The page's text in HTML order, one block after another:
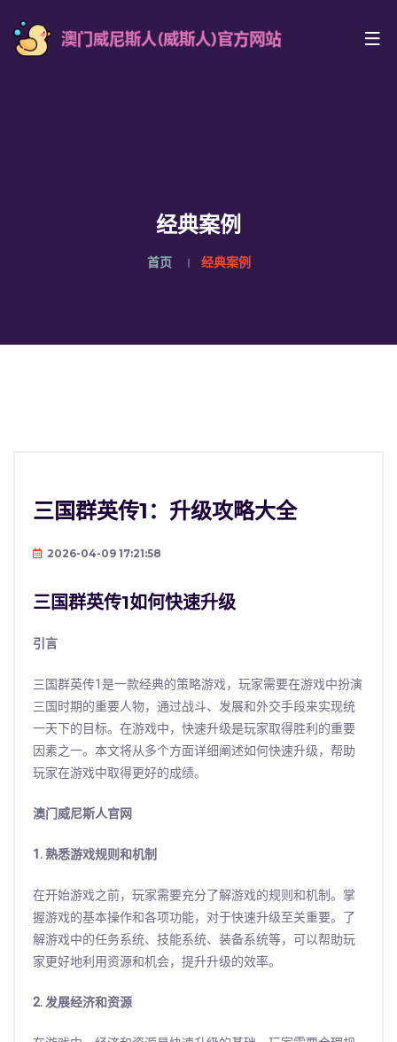
经典案例
首页 经典案例
三国群英传1：升级攻略大全
2026-04-09 17:21:58
三国群英传1如何快速升级
引言
三国群英传1是一款经典的策略游戏，玩家需要在游戏中扮演
三国时期的重要人物，通过战斗、发展和外交手段来实现统
一天下的目标。在游戏中，快速升级是玩家取得胜利的重要
因素之一。本文将从多个方面详细阐述如何快速升级，帮助
玩家在游戏中取得更好的成绩。
澳门威尼斯人官网
1. 熟悉游戏规则和机制
在开始游戏之前，玩家需要充分了解游戏的规则和机制。掌
握游戏的基本操作和各项功能，对于快速升级至关重要。了
解游戏中的任务系统、技能系统、装备系统等，可以帮助玩
家更好地利用资源和机会，提升升级的效率。
2. 发展经济和资源